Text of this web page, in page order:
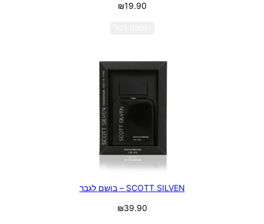
₪19.90
SCOTT SILVEN – בושם לגבר
₪39.90